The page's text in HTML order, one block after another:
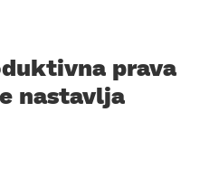
prava
nastavlja